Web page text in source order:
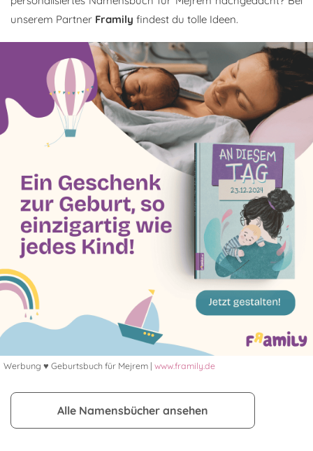
unserem Partner Framily findest du tolle Ideen.
Werbung ♥ Geburtsbuch für Mejrem | www.framily.de
Alle Namensbücher ansehen